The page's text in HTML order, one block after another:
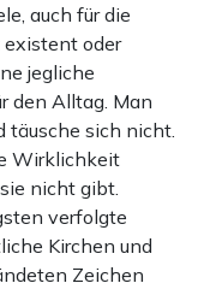
auch für die
oder
jegliche
den Alltag. Man
täusche sich nicht.
Wirklichkeit
nicht gibt.
verfolgte
Kirchen und
Zeichen